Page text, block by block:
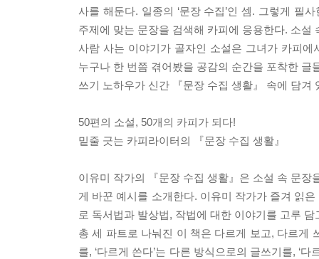
사를 해둔다. 일종의 ‘문장 수집’인 셈. 그렇게 필
주제에 맞는 문장을 검색해 카피에 응용한다. 소
사람 사는 이야기가 골자인 소설은 그녀가 카피에
누구나 한 번쯤 겪어봤을 공감의 순간을 포착한
쓰기 노하우가 신간 『문장 수집 생활』 속에 담겨
50편의 소설, 50개의 카피가 되다!
밑줄 긋는 카피라이터의 『문장 수집 생활』
이유미 작가의 『문장 수집 생활』은 소설 속 문
게 바꾼 예시를 소개한다. 이유미 작가가 즐겨 읽
로 독서법과 발상법, 작법에 대한 이야기를 고루 담
총 세 파트로 나눠진 이 책은 다르게 보고, 다르게
를, ‘다르게 쓴다’는 다른 방식으로의 글쓰기를, ‘